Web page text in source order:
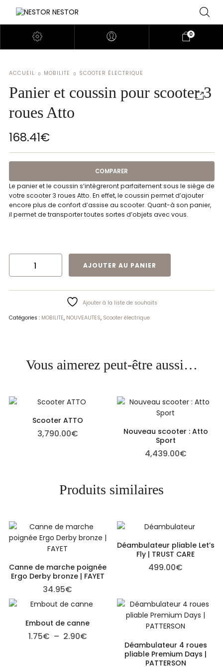
0
ACCUEIL MOBILITE SCOOTER ÉLECTRIQUE
Panier et coussin pour scooter 3
roues Atto
168.41€
Le panier et le coussin s’intègreront parfaitement sous le siège de
votre scooter 3 roues Atto. En effet, le coussin permet d’ajouter
encore plus de confort d’assise au scooter. Quant-à son panier,
il permet de transporter toutes sortes d’objets avec vous.
QUANTITÉ DE PANIER ET COUSSIN POUR SCOOTER 3 ROUES ATTO
AJOUTER AU PANIER
Ajouter à la liste de souhaits
COMPARER
Catégories : MOBILITE, NOUVEAUTES, Scooter électrique
Vous aimerez peut-être aussi…
Scooter ATTO
3,790.00€
Nouveau scooter : Atto
Sport
4,439.00€
Produits similaires
Canne de marche poignée
Ergo Derby bronze | FAYET
34.95€
Déambulateur pliable Let’s
Fly | TRUST CARE
499.00€
Embout de canne
1.75€ – 2.90€Plage de prix : 1.75€ à 2.90€
Déambulateur 4 roues
pliable Premium Days |
PATTERSON